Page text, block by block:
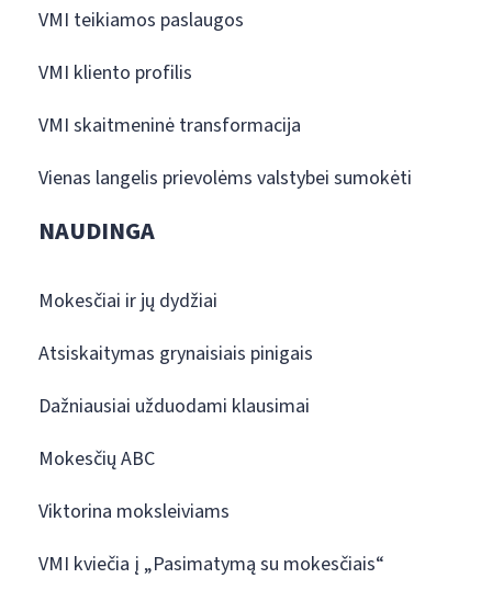
VMI teikiamos paslaugos
VMI kliento profilis
VMI skaitmeninė transformacija
Vienas langelis prievolėms valstybei sumokėti
NAUDINGA
Mokesčiai ir jų dydžiai
Atsiskaitymas grynaisiais pinigais
Dažniausiai užduodami klausimai
Mokesčių ABC
Viktorina moksleiviams
VMI kviečia į „Pasimatymą su mokesčiais“